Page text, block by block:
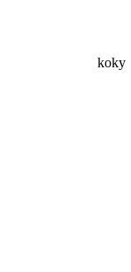
koky